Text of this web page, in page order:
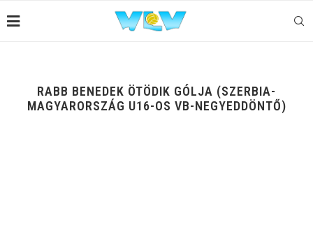
RABB BENEDEK ÖTÖDIK GÓLJA (SZERBIA-
MAGYARORSZÁG U16-OS VB-NEGYEDDÖNTŐ)